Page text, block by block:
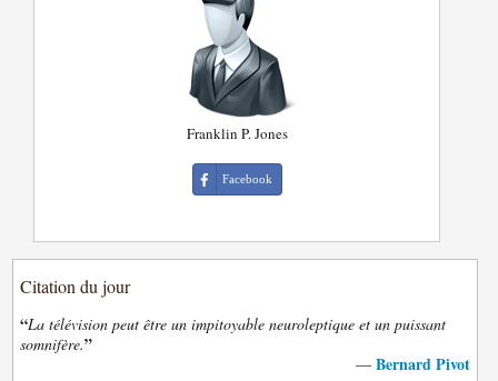
Franklin P. Jones
Facebook
Citation du jour
“La télévision peut être un impitoyable neuroleptique et un puissant
somnifère.”
— Bernard Pivot